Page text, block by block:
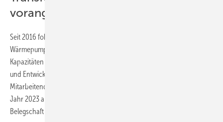
vorangetrieben
Seit 2016 fokussiert sich die Vaillant Group auf den Ausbau ihres
Wärmepumpengeschäfts und hat seitdem funktionsübergreifend
Kapazitäten und Strukturen ausgebaut – insbesondere in Forschung
und Entwicklung, Produktion und Vertrieb. Die Zahl der
Mitarbeitenden ist seit 2016 gruppenweit von 12 500 auf 17 500 im
Jahr 2023 angestiegen. In Deutschland vergrößerte sich die
Belegschaft in diesem Zeitraum von 3500 auf 5000 Beschäftigte.